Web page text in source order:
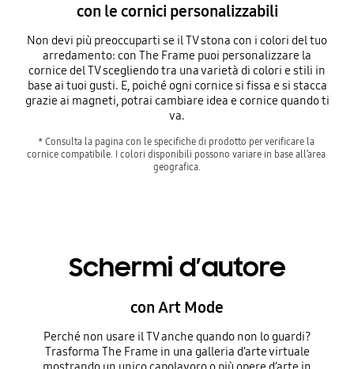
con le cornici personalizzabili
Non devi più preoccuparti se il TV stona con i colori del tuo
arredamento: con The Frame puoi personalizzare la
cornice del TV scegliendo tra una varietà di colori e stili in
base ai tuoi gusti. E, poiché ogni cornice si fissa e si stacca
grazie ai magneti, potrai cambiare idea e cornice quando ti
va.
* Consulta la pagina con le specifiche di prodotto per verificare la
cornice compatibile. I colori disponibili possono variare in base all’area
geografica.
Schermi d’autore
con Art Mode
Perché non usare il TV anche quando non lo guardi?
Trasforma The Frame in una galleria d’arte virtuale